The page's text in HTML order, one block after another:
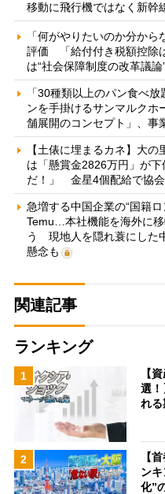
移動に飛行機ではなく新幹
「何がやりたいのか分か
評価 「給付付き税額控除
は“社会保障制度の改革議論
「30種類以上のパン食べ
ンを手掛けるサンマルク
舗展開のコンセプト」、事
【土俵に埋まるカネ】大
は「懸賞金2826万円」が
だ！」 金星4個配給で協
急増する中国企業の“国籍
Temu…本社機能を海外に
う 現地人を隠れ蓑にした
懸念も
関連記事
ランキング
1
【
選
れ
2
【
ン
化”